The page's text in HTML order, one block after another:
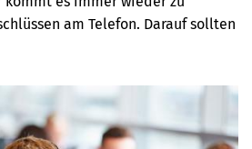
am Telefon. Darauf sollten